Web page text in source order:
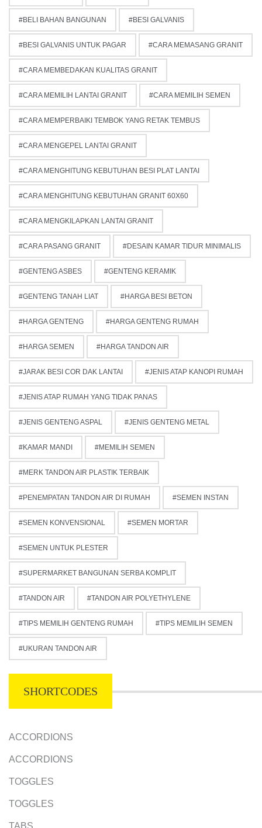
BELI BAHAN BANGUNAN BESI GALVANIS
BESI GALVANIS UNTUK PAGAR CARA MEMASANG GRANIT
CARA MEMBEDAKAN KUALITAS GRANIT
CARA MEMILIH LANTAI GRANIT CARA MEMILIH SEMEN
CARA MEMPERBAIKI TEMBOK YANG RETAK TEMBUS
CARA MENGEPEL LANTAI GRANIT
CARA MENGHITUNG KEBUTUHAN BESI PLAT LANTAI
CARA MENGHITUNG KEBUTUHAN GRANIT 60X60
CARA MENGKILAPKAN LANTAI GRANIT
CARA PASANG GRANIT DESAIN KAMAR TIDUR MINIMALIS
GENTENG ASBES GENTENG KERAMIK
GENTENG TANAH LIAT HARGA BESI BETON
HARGA GENTENG HARGA GENTENG RUMAH
HARGA SEMEN HARGA TANDON AIR
JARAK BESI COR DAK LANTAI JENIS ATAP KANOPI RUMAH
JENIS ATAP RUMAH YANG TIDAK PANAS
JENIS GENTENG ASPAL JENIS GENTENG METAL
KAMAR MANDI MEMILIH SEMEN
MERK TANDON AIR PLASTIK TERBAIK
PENEMPATAN TANDON AIR DI RUMAH SEMEN INSTAN
SEMEN KONVENSIONAL SEMEN MORTAR
SEMEN UNTUK PLESTER
SUPERMARKET BANGUNAN SERBA KOMPLIT
TANDON AIR TANDON AIR POLYETHYLENE
TIPS MEMILIH GENTENG RUMAH TIPS MEMILIH SEMEN
UKURAN TANDON AIR
SHORTCODES
ACCORDIONS
ACCORDIONS
TOGGLES
TOGGLES